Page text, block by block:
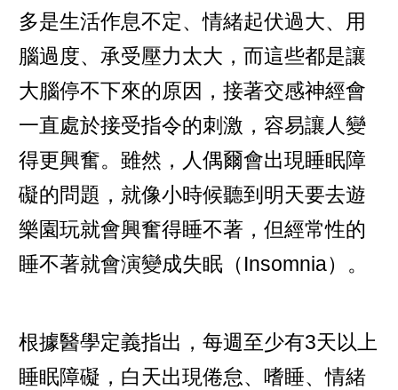
多是生活作息不定、情緒起伏過大、用
腦過度、承受壓力太大，而這些都是讓
大腦停不下來的原因，接著交感神經會
一直處於接受指令的刺激，容易讓人變
得更興奮。雖然，人偶爾會出現睡眠障
礙的問題，就像小時候聽到明天要去遊
樂園玩就會興奮得睡不著，但經常性的
睡不著就會演變成失眠（Insomnia）。
根據醫學定義指出，每週至少有3天以上
睡眠障礙，白天出現倦怠、嗜睡、情緒